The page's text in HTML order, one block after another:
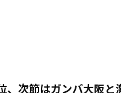
、次節はガンバ大阪と